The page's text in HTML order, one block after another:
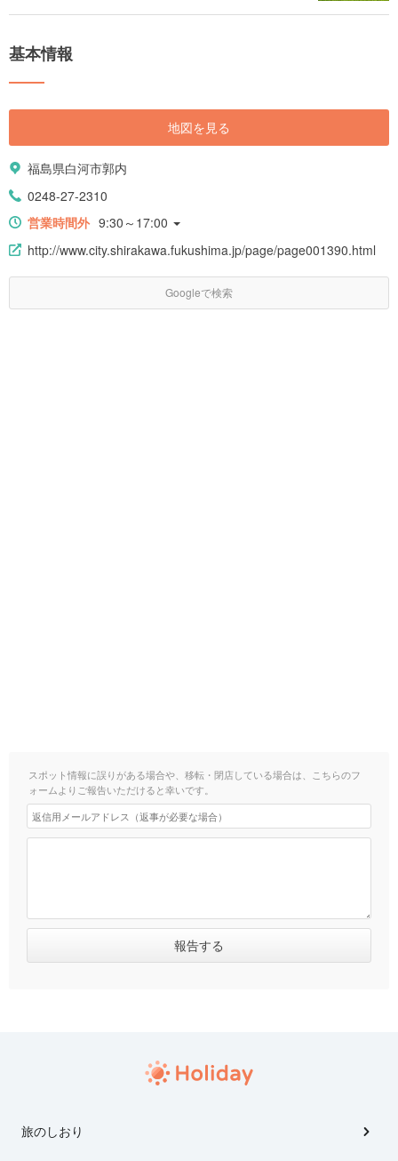
力あふれる福島を、観光スポット、アクセス、おすすめのホテルにいたる
基本情報
地図を見る
福島県白河市郭内
0248-27-2310
営業時間外 9:30～17:00
http://www.city.shirakawa.fukushima.jp/page/page001390.html
Googleで検索
スポット情報に誤りがある場合や、移転・閉店している場合は、こちらのフ
ォームよりご報告いただけると幸いです。
旅のしおり